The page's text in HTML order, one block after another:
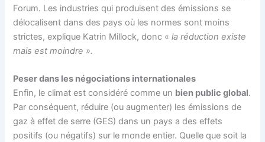
Forum. Les industries qui produisent des émissions se
délocalisent dans des pays où les normes sont moins
strictes, explique Katrin Millock, donc «la réduction existe
mais est moindre ».
Peser dans les négociations internationales
Enfin, le climat est considéré comme un bien public global.
Par conséquent, réduire (ou augmenter) les émissions de
gaz à effet de serre (GES) dans un pays a des effets
positifs (ou négatifs) sur le monde entier. Quelle que soit la